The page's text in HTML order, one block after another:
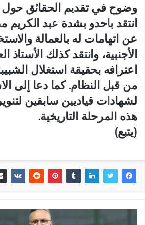
وضوح في تقديم الحقائق حول
انتقد باحدو بشدة عبد
عن اتهامات له بالعمالة
الأجنبية، وانتقد كذلك الأستاذ
اعترافه بحقيقة استغلال
من قبل النظام. كما دعا إلى
لشهادات قياديين سابقين
هذه المرحلة التاريخية.
(يتبع)